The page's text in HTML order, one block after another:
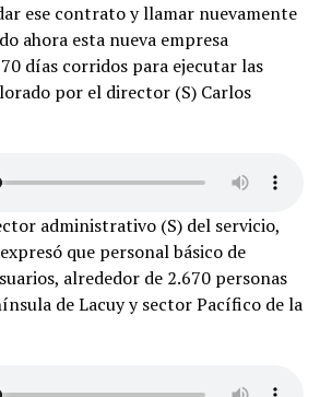
ese contrato y llamar nuevamente
ahora esta nueva empresa
días corridos para ejecutar las
por el director (S) Carlos
administrativo (S) del servicio,
que personal básico de
alrededor de 2.670 personas
de Lacuy y sector Pacífico de la